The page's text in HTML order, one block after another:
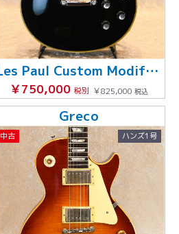
Les Paul Custom Modify '90
￥750,000 税別 ￥825,000 税込
Greco
中古 ハンズ1号